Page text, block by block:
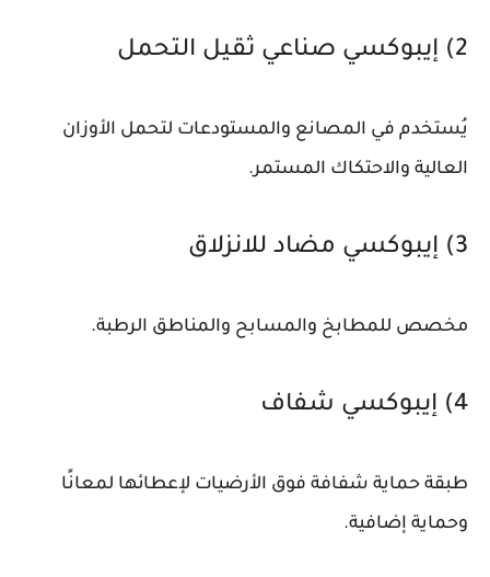
2) إيبوكسي صناعي ثقيل التحمل
يُستخدم في المصانع والمستودعات لتحمل الأوزان
العالية والاحتكاك المستمر.
3) إيبوكسي مضاد للانزلاق
مخصص للمطابخ والمسابح والمناطق الرطبة.
4) إيبوكسي شفاف
طبقة حماية شفافة فوق الأرضيات لإعطائها لمعانًا
وحماية إضافية.